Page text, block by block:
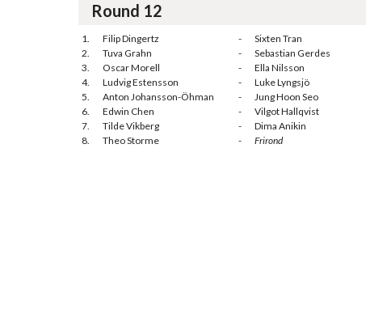
Round 12
1. Filip Dingertz - Sixten Tran
2.
Tuva Grahn - Sebastian Gerdes
3.
Oscar Morell - Ella Nilsson
4.
Ludvig Estensson - Luke Lyngsjö
5.
Anton Johansson-Öhman - Jung Hoon Seo
6.
Edwin Chen - Vilgot Hallqvist
7.
Tilde Vikberg - Dima Anikin
8.
Theo Storme - Frirond